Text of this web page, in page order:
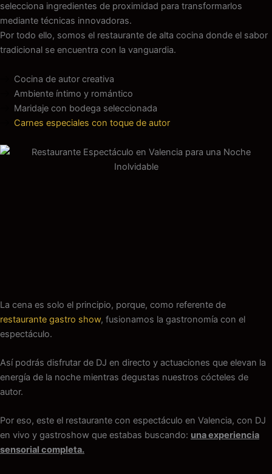
selecciona ingredientes de proximidad para transformarlos
mediante técnicas innovadoras.
Por todo ello, somos el restaurante de alta cocina donde el sabor
tradicional se encuentra con la vanguardia.
Cocina de autor creativa
Ambiente íntimo y romántico
Maridaje con bodega seleccionada
Carnes especiales con toque de autor
La cena es solo el principio, porque, como referente de
restaurante gastro show, fusionamos la gastronomía con el
espectáculo.
Así podrás disfrutar de DJ en directo y actuaciones que elevan la
energía de la noche mientras degustas nuestros cócteles de
autor.
Por eso, este el restaurante con espectáculo en Valencia, con DJ
en vivo y gastroshow que estabas buscando: una experiencia
sensorial completa.